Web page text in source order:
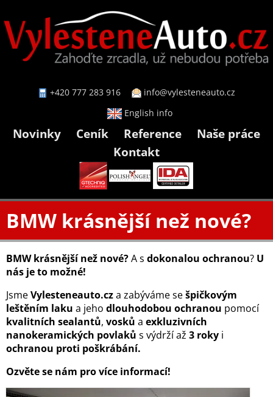
+420 777 283 916
info@vylesteneauto.cz
English info
Novinky Ceník Reference
Naše práce
Kontakt
BMW krásnější než nové?
BMW krásnější než nové?A s dokonalou ochranou? U
nás je to možné!
JsmeVylesteneauto.cza zabýváme sešpičkovým
leštěním laku a jeho dlouhodobou ochranou pomocí
kvalitních sealantů, vosků a exkluzivních
nanokeramických povlaků s výdrží až 3 roky i
ochranou proti poškrábání.
Ozvěte se nám pro více informací!